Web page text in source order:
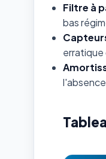
Filtre à
bas
erratique